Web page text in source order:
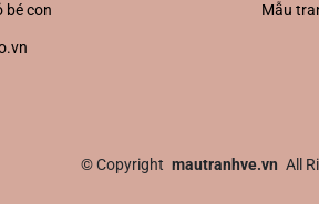
bé con Mẫu
©Copyright mautranhve.vn All